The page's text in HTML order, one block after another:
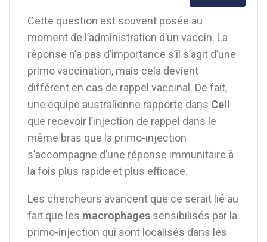
Cette question est souvent posée au
moment de l’administration d’un vaccin. La
réponse n’a pas d’importance s’il s’agit d’une
primo vaccination, mais cela devient
différent en cas de rappel vaccinal. De fait,
une équipe australienne rapporte dans Cell
que recevoir l’injection de rappel dans le
même bras que la primo-injection
s’accompagne d’une réponse immunitaire à
la fois plus rapide et plus efficace.
Les chercheurs avancent que ce serait lié au
fait que les macrophages sensibilisés par la
primo-injection qui sont localisés dans les